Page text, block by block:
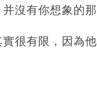
沒有你想象的那
很有限，因為